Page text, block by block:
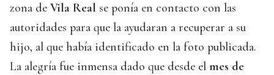
zona de Vila Real se ponía en contacto con las
autoridades para que la ayudaran a recuperar a su
hijo, al que había identificado en la foto publicada.
La alegría fue inmensa dado que desde el mes de